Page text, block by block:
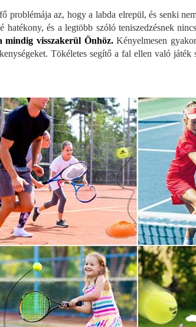
problémája az, hogy a labda elrepül, és senki
hatékony, és a legtöbb szóló teniszedzésnek
mindig visszakerül Önhöz.Kényelmesen
Tökéletes segítő a fal ellen való játék